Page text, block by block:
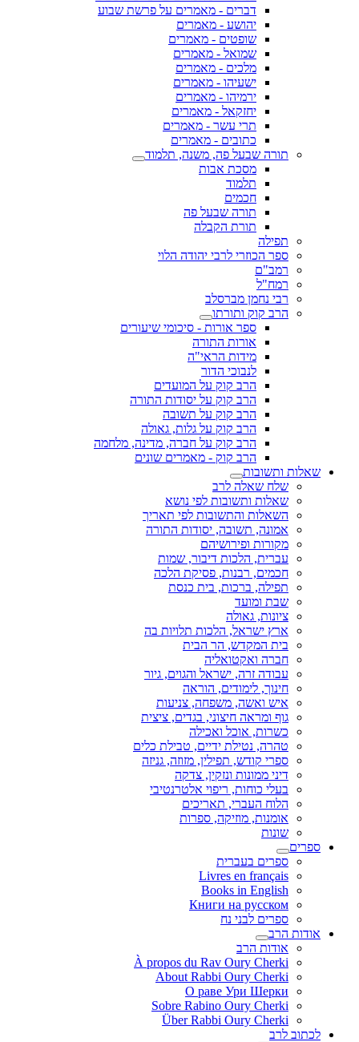
דברים - מאמרים על פרשת שבוע
יהושע - מאמרים
שופטים - מאמרים
שמואל - מאמרים
מלכים - מאמרים
ישעיהו - מאמרים
ירמיהו - מאמרים
יחזקאל - מאמרים
תרי עשר - מאמרים
כתובים - מאמרים
תורה שבעל פה, משנה, תלמוד
מסכת אבות
תלמוד
חכמים
תורה שבעל פה
תורת הקבלה
תפילה
ספר הכוזרי לרבי יהודה הלוי
רמב"ם
רמח"ל
רבי נחמן מברסלב
הרב קוק ותורתו
ספר אורות - סיכומי שיעורים
אורות התורה
מידות הראי"ה
לנבוכי הדור
הרב קוק על המועדים
הרב קוק על יסודות התורה
הרב קוק על תשובה
הרב קוק על גלות, גאולה
הרב קוק על חברה, מדינה, מלחמה
הרב קוק - מאמרים שונים
שאלות ותשובות
שלח שאלה לרב
שאלות ותשובות לפי נושא
השאלות והתשובות לפי תאריך
אמונה, תשובה, יסודות התורה
מקורות ופירושיהם
עברית, הלכות דיבור, שמות
חכמים, רבנות, פסיקת הלכה
תפילה, ברכות, בית כנסת
שבת ומועד
ציונות, גאולה
ארץ ישראל, הלכות תלויות בה
בית המקדש, הר הבית
חברה ואקטואליה
עבודה זרה, ישראל והגוים, גיור
חינוך, לימודים, הוראה
איש ואשה, משפחה, צניעות
גוף ומראה חיצוני, בגדים, ציצית
כשרות, אוכל ואכילה
טהרה, נטילת ידיים, טבילת כלים
ספרי קודש, תפילין, מזוזה, גניזה
דיני ממונות ונזקין, צדקה
בעלי כוחות, ריפוי אלטרנטיבי
הלוח העברי, תאריכים
אומנות, מוזיקה, ספרות
שונות
ספרים
ספרים בעברית
Livres en français
Books in English
Книги на русском
ספרים לבני נח
אודות הרב
אודות הרב
À propos du Rav Oury Cherki
About Rabbi Oury Cherki
О раве Ури Шерки
Sobre Rabino Oury Cherki
Über Rabbi Oury Cherki
לכתוב לרב